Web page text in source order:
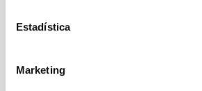
Estadística
MarketingTECNOLOGÍA